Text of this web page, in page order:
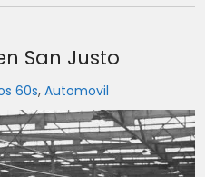
San Justo
60s,Automovil